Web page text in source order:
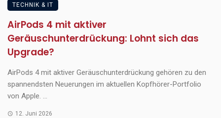
TECHNIK & IT
AirPods 4 mit aktiver
Geräuschunterdrückung: Lohnt sich das
Upgrade?
AirPods 4 mit aktiver Geräuschunterdrückung gehören zu den
spannendsten Neuerungen im aktuellen Kopfhörer-Portfolio
von Apple. ...
12. Juni 2026